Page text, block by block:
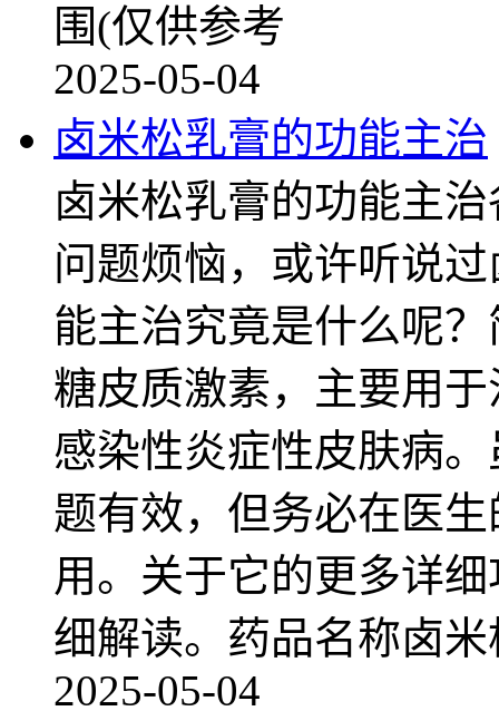
围(仅供参考
2025-05-04
卤米松乳膏的功能主治
卤米松乳膏的功能主
问题烦恼，或许听说
能主治究竟是什么呢
糖皮质激素，主要用
感染性炎症性皮肤病
题有效，但务必在医
用。关于它的更多详
细解读。药品名称卤
2025-05-04